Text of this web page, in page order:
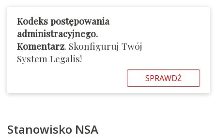
Kodeks postępowania
administracyjnego.
Komentarz. Skonfiguruj Twój
System Legalis!
SPRAWDŹ
Stanowisko NSA